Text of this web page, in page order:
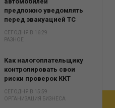
предложно уведомлять
перед эвакуацией ТС
СЕГОДНЯ В 16:29
РАЗНОЕ
Как налогоплательщику
контролировать свои
риски проверок ККТ
СЕГОДНЯ В 15:59
ОРГАНИЗАЦИЯ БИЗНЕСА